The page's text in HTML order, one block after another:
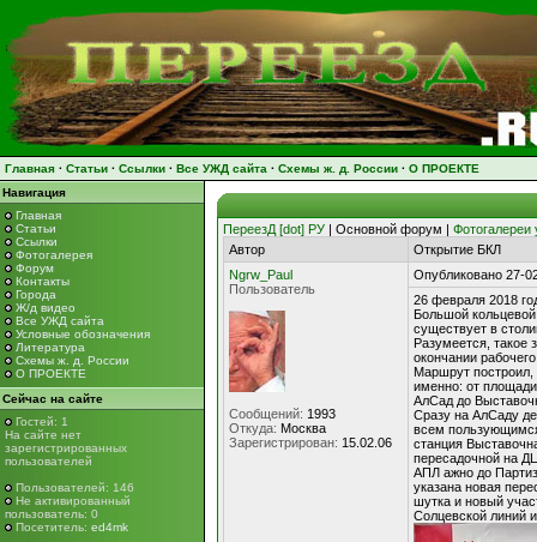
Главная · Статьи · Ссылки · Все УЖД сайта · Схемы ж. д. России · О ПРОЕКТЕ
Навигация
Главная
Статьи
Ссылки
Фотогалерея
Форум
Контакты
Города
Ж/д видео
Все УЖД сайта
Условные обозначения
Литература
Схемы ж. д. России
О ПРОЕКТЕ
Сейчас на сайте
Гостей: 1
На сайте нет
зарегистрированных
пользователей
Пользователей: 146
Не активированный
пользователь: 0
Посетитель: ed4mk
ПереезД [dot] РУ | Основной форум | Фотогалереи
Автор
Открытие БКЛ
Ngrw_Paul
Пользователь
Сообщений: 1993
Откуда: Москва
Зарегистрирован: 15.02.06
Опубликовано 27-
26 февраля 2018
Большой
существует в
Разумеется, такое
окончании
Маршрут
именно: от
АлСад до
Сразу на АлСаду
всем
станция
пересадочной на
АПЛ ажно до
указана новая
шутка и новый
Солцевской линий